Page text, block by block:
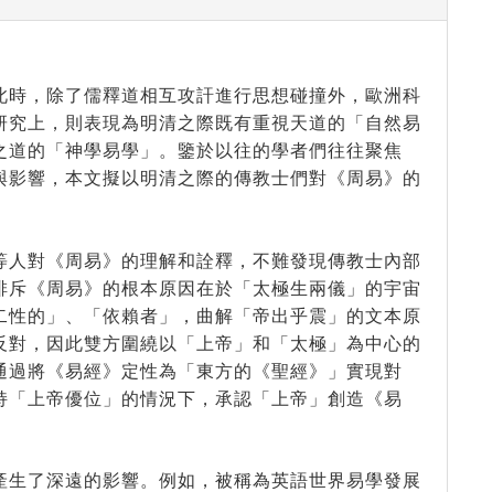
，除了儒釋道相互攻訐進行思想碰撞外，歐洲科
上，則表現為明清之際既有重視天道的「自然易
的「神學易學」。鑒於以往的學者們往往聚焦
響，本文擬以明清之際的傳教士們對《周易》的
對《周易》的理解和詮釋，不難發現傳教士內部
《周易》的根本原因在於「太極生兩儀」的宇宙
的」、「依賴者」，曲解「帝出乎震」的文本原
，因此雙方圍繞以「上帝」和「太極」為中心的
將《易經》定性為「東方的《聖經》」實現對
上帝優位」的情況下，承認「上帝」創造《易
了深遠的影響。例如，被稱為英語世界易學發展